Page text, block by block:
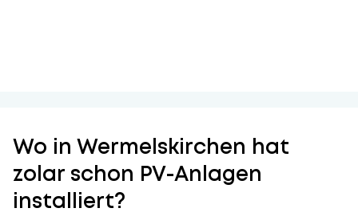
Wo in Wermelskirchen hat
zolar schon PV-Anlagen
installiert?